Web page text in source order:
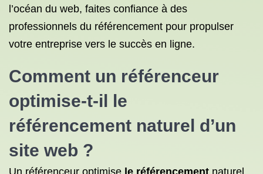
l’océan du web, faites confiance à des
professionnels du référencement pour propulser
votre entreprise vers le succès en ligne.
Comment un référenceur
optimise-t-il le
référencement naturel d’un
site web ?
Un référenceur optimise le référencement naturel